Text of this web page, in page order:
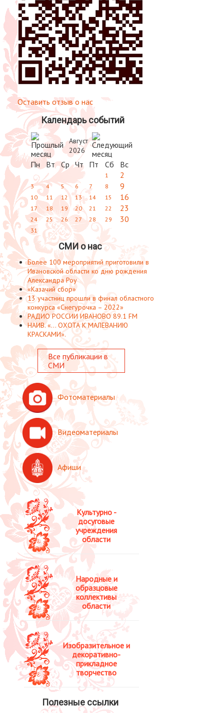
Культурно -
досуговые
учреждения
области
Народные и
образцовые
коллективы
области
Изобразительное и
декоративно-
прикладное
творчество
Полезные ссылки
Оставить отзыв о нас
Календарь событий
Август
2026
Пн Вт Ср Чт Пт Сб Вс
1 2
3 4 5 6 7 8 9
10 11 12 13 14 15 16
17 18 19 20 21 22 23
24 25 26 27 28 29 30
31
СМИ о нас
Более 100 мероприятий приготовили в
Ивановской области ко дню рождения
Александра Роу
«Казачий сбор»
13 участниц прошли в финал областного
конкурса «Снегурочка – 2022»
РАДИО РОССИИ ИВАНОВО 89.1 FM
НАИВ. «... ОХОТА К МАЛЕВАНИЮ
КРАСКАМИ».
Все публикации в
СМИ
Фотоматериалы
Видеоматериалы
Афиши